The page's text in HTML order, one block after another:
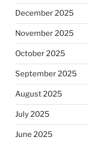
December 2025
November 2025
October 2025
September 2025
August 2025
July 2025
June 2025